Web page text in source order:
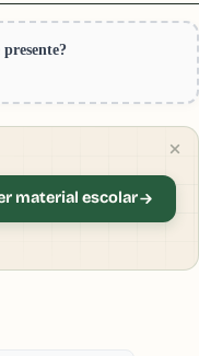
material escolar